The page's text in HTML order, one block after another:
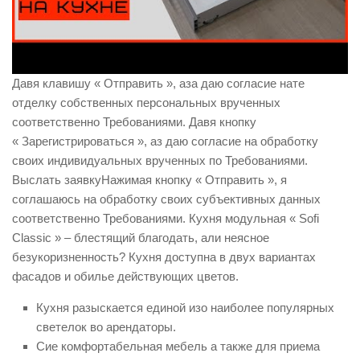
Давя клавишу « Отправить », аза даю согласие нате
отделку собственных персональных врученных
соответственно Требованиями. Давя кнопку
« Зарегистрироваться », аз даю согласие на обработку
своих индивидуальных врученных по Требованиями.
Выслать заявкуНажимая кнопку « Отправить », я
соглашаюсь на обработку своих субъективных данных
соответственно Требованиями. Кухня модульная « Sofi
Classic » – блестящий благодать, али неясное
безукоризненность? Кухня доступна в двух вариантах
фасадов и обилье действующих цветов.
Кухня разыскается единой изо наиболее популярных
светелок во арендаторы.
Сие комфортабельная мебель а также для приема